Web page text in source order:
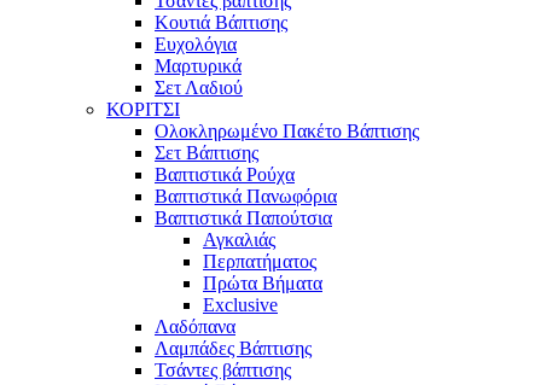
Κουτιά Βάπτισης
Ευχολόγια
Μαρτυρικά
Σετ Λαδιού
ΚΟΡΙΤΣΙ
Ολοκληρωμένο Πακέτο Βάπτισης
Σετ Βάπτισης
Βαπτιστικά Ρούχα
Βαπτιστικά Πανωφόρια
Βαπτιστικά Παπούτσια
Αγκαλιάς
Περπατήματος
Πρώτα Βήματα
Exclusive
Λαδόπανα
Λαμπάδες Βάπτισης
Τσάντες βάπτισης